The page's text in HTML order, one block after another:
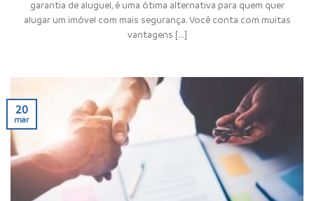
garantia de aluguel, é uma ótima alternativa para quem quer
alugar um imóvel com mais segurança. Você conta com muitas
vantagens [...]
20
mar